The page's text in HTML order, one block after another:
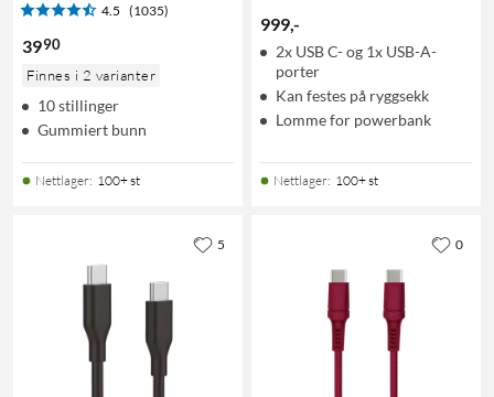
4.5 (1035)
3990
Finnes i 2 varianter
10 stillinger
Gummiert bunn
Nettlager: 100+ st
999,-
2x USB C- og 1x USB-A-
porter
Kan festes på ryggsekk
Lomme for powerbank
Nettlager: 100+ st
5 0